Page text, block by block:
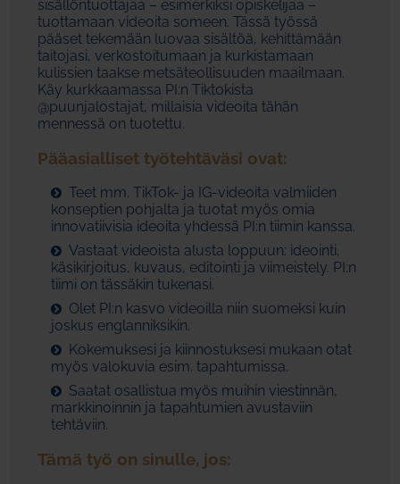
sisällöntuottajaa – esimerkiksi opiskelijaa –
tuottamaan videoita someen. Tässä työssä
pääset tekemään luovaa sisältöä, kehittämään
taitojasi, verkostoitumaan ja kurkistamaan
kulissien taakse metsäteollisuuden maailmaan.
Käy kurkkaamassa PI:n Tiktokista
@puunjalostajat, millaisia videoita tähän
mennessä on tuotettu.
Pääasialliset työtehtäväsi ovat:
Teet mm. TikTok- ja IG-videoita valmiiden
konseptien pohjalta ja tuotat myös omia
innovatiivisia ideoita yhdessä PI:n tiimin kanssa.
Vastaat videoista alusta loppuun: ideointi,
käsikirjoitus, kuvaus, editointi ja viimeistely. PI:n
tiimi on tässäkin tukenasi.
Olet PI:n kasvo videoilla niin suomeksi kuin
joskus englanniksikin.
Kokemuksesi ja kiinnostuksesi mukaan otat
myös valokuvia esim. tapahtumissa.
Saatat osallistua myös muihin viestinnän,
markkinoinnin ja tapahtumien avustaviin
tehtäviin.
Tämä työ on sinulle, jos: